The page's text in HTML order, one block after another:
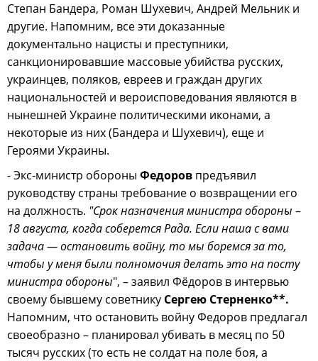
Степан Бандера, Роман Шухевич, Андрей Мельник и
другие. Напомним, все эти доказанные
документально нацисты и преступники,
санкционировавшие массовые убийства русских,
украинцев, поляков, евреев и граждан других
национальностей и вероисповедования являются в
нынешней Украине политическими иконами, а
некоторые из них (Бандера и Шухевич), еще и
Героями Украины.
- Экс-министр обороны Федоров предъявил
руководству страны требование о возвращении его
на должность. "Срок назначения министра обороны –
18 августа, когда соберется Рада. Если наша с вами
задача — остановить войну, то мы боремся за то,
чтобы у меня были полномочия делать это на посту
министра обороны", – заявил Фёдоров в интервью
своему бывшему советнику Сергею Стерненко**.
Напомним, что остановить войну Федоров предлагал
своеобразно – планировал убивать в месяц по 50
тысяч русских (то есть не солдат на поле боя, а